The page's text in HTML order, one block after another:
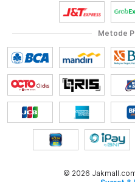
Metode
© 2026